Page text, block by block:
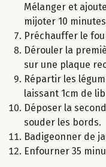
Mélanger et
mijoter 10
Préchauffer le
Dérouler la
sur une plaque
Répartir les
laissant 1cm de
Déposer la
souder les bords.
Badigeonner de
Enfourner 35